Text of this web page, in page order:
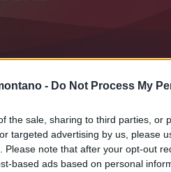
- Do Not Process My
the sale, sharing to third parties, or
targeted advertising by us, please
Please note that after your opt-out
based ads based on personal
representam Trás-os-Montes na
de Portugal. O sorteio, realizado